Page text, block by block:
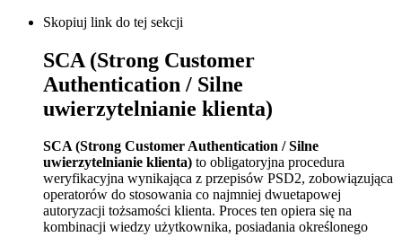
Skopiuj link do tej sekcji
SCA (Strong Customer
Authentication / Silne
uwierzytelnianie klienta)
SCA (Strong Customer Authentication / Silne
uwierzytelnianie klienta) to obligatoryjna procedura
weryfikacyjna wynikająca z przepisów PSD2, zobowiązująca
operatorów do stosowania co najmniej dwuetapowej
autoryzacji tożsamości klienta. Proces ten opiera się na
kombinacji wiedzy użytkownika, posiadania określonego